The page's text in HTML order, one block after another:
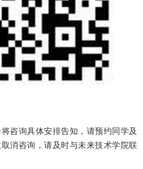
咨询具体安排告知，请预约同学及
消咨询，请及时与未来技术学院联